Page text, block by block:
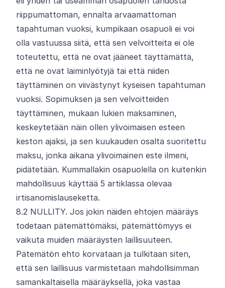
riippumattoman, ennalta arvaamattoman
tapahtuman vuoksi, kumpikaan osapuoli ei voi
olla vastuussa siitä, että sen velvoitteita ei ole
toteutettu, että ne ovat jääneet täyttämättä,
että ne ovat laiminlyötyjä tai että niiden
täyttäminen on viivästynyt kyseisen tapahtuman
vuoksi. Sopimuksen ja sen velvoitteiden
täyttäminen, mukaan lukien maksaminen,
keskeytetään näin ollen ylivoimaisen esteen
keston ajaksi, ja sen kuukauden osalta suoritettu
maksu, jonka aikana ylivoimainen este ilmeni,
pidätetään. Kummallakin osapuolella on kuitenkin
mahdollisuus käyttää 5 artiklassa olevaa
irtisanomislauseketta.
8.2 NULLITY. Jos jokin näiden ehtojen määräys
todetaan pätemättömäksi, pätemättömyys ei
vaikuta muiden määräysten laillisuuteen.
Pätemätön ehto korvataan ja tulkitaan siten,
että sen laillisuus varmistetaan mahdollisimman
samankaltaisella määräyksellä, joka vastaa